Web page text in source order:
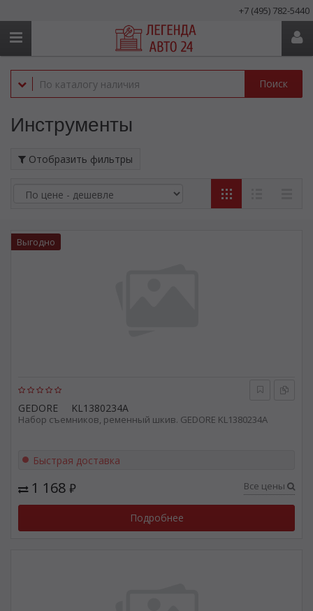
+7 (495) 782-5440
Поиск
Инструменты
Отобразить фильтры
GEDORE KL1380234A
Набор съемников, ременный шкив. GEDORE KL1380234A
Выгодно
Быстрая доставка
1 168 ₽ Все цены
Подробнее